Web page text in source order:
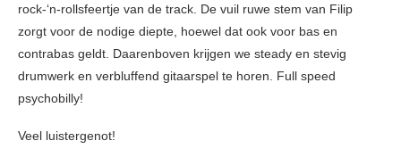
rock-‘n-rollsfeertje van de track. De vuil ruwe stem van Filip
zorgt voor de nodige diepte, hoewel dat ook voor bas en
contrabas geldt. Daarenboven krijgen we steady en stevig
drumwerk en verbluffend gitaarspel te horen. Full speed
psychobilly!
Veel luistergenot!